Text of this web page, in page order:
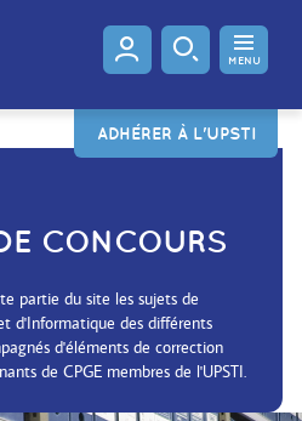
MENU
ADHÉRER À L'UPSTI
CONCOURS
partie du site les sujets de
d'Informatique des différents
d'éléments de correction
de CPGE membres de l'UPSTI.